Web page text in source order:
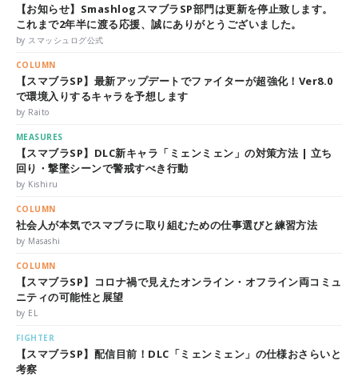
【お知らせ】SmashlogスマブラSP部門は更新を停止致します。
これまで2年半に渡る応援、誠にありがとうございました。
by スマッシュログ公式
COLUMN
【スマブラSP】最新アップデートでファイターが超強化！Ver8.0
で環境入りするキャラを予想します
by Raito
MEASURES
【スマブラSP】DLC新キャラ「ミェンミェン」の対策方法 | 立ち
回り・撃墜シーンで警戒すべき行動
by Kishiru
COLUMN
社会人が本気でスマブラに取り組むための仕事選びと練習方法
by Masashi
COLUMN
【スマブラSP】コロナ禍で見えたオンライン・オフライン両コミュ
ニティの可能性と展望
by EL
FIGHTER
【スマブラSP】配信目前！DLC「ミェンミェン」の仕様おさらいと
考察